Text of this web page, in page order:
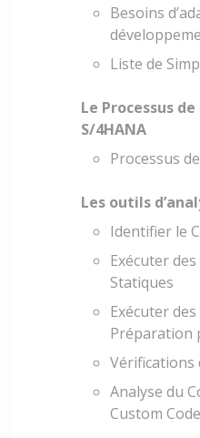
Besoins
Liste de
Le Processus
S/4HANA
Processus
Les outils
Identifier le
Exécuter
Statiques
Exécuter
Préparation
Vérifications
Analyse du
Custom